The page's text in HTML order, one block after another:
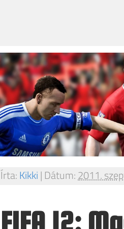
Írta:Kikki| Dátum:2011.
FIFA 12: